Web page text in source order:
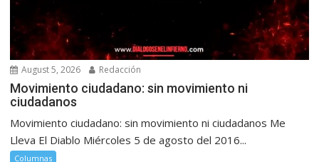
August 5, 2026 Redacción
Movimiento ciudadano: sin movimiento ni
ciudadanos
Movimiento ciudadano: sin movimiento ni ciudadanos Me
Lleva El Diablo Miércoles 5 de agosto del 2016...
Columnas